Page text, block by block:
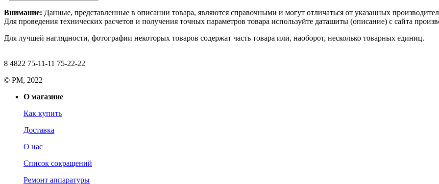
Внимание: Данные, представленные в описании товара, являются справочными и могут отличаться от указанных
Для проведения технических расчетов и получения точных параметров товара используйте даташиты (описание) с сайта
Для лучшей наглядности, фотографии некоторых товаров содержат часть товара или, наоборот, несколько товарных единиц.
8 4822 75-11-11 75-22-22
© РМ, 2022
О магазине
Как купить
Доставка
О нас
Список сокращений
Ремонт аппаратуры